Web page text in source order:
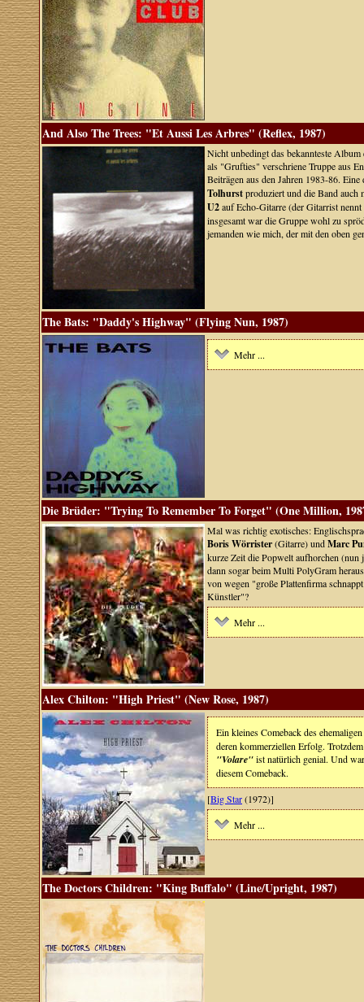
And Also The Trees: "Et Aussi Les Arbres" (Reflex, 1987)
Nicht unbedingt das bekannteste
als "Grufties" verschriene Truppe aus
Beiträgen aus den Jahren 1983-86.
Tolhurstproduziert und die Band
U2auf Echo-Gitarre (der Gitarrist
insgesamt war die Gruppe wohl zu
jemanden wie mich, der mit den oben
The Bats: "Daddy's Highway" (Flying Nun, 1987)
Mehr ...
Die Brüder: "Trying To Remember To Forget" (One Million,
Mal was richtig exotisches:
Boris Wörrister(Gitarre) undMarc
kurze Zeit die Popwelt aufhorchen
dann sogar beim Multi PolyGram
von wegen "große Plattenfirma
Künstler"?
Mehr ...
Alex Chilton: "High Priest" (New Rose, 1987)
Ein kleines Comeback des ehemaligen
deren kommerziellen Erfolg.
"Volare"ist natürlich genial. Und
diesem Comeback.
[Big Star(1972)]
Mehr ...
The Doctors Children: "King Buffalo" (Line/Upright, 1987)